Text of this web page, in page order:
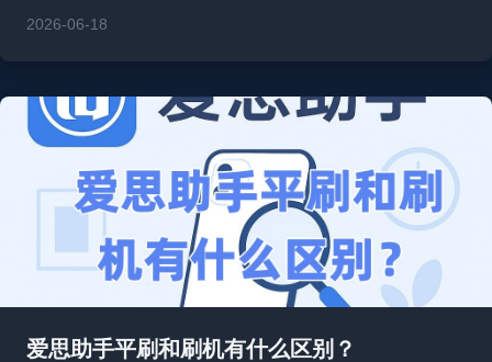
2026-06-18
爱思助手平刷和刷机有什么区别？